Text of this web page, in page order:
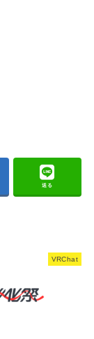
送る
VRChat